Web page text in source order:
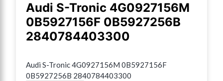
Audi S-Tronic 4G0927156M
0B5927156F 0B5927256B
2840784403300
Audi S-Tronic 4G0927156M 0B5927156F
0B5927256B 2840784403300